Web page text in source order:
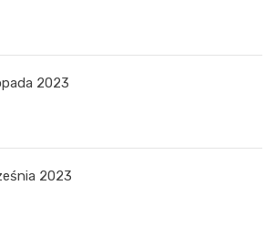
2023
2023